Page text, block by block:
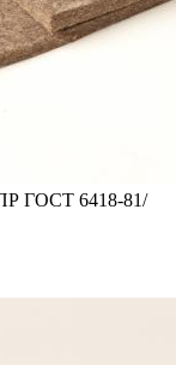
ГОСТ 6418-81/